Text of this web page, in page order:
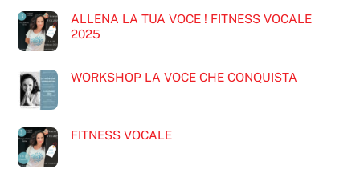
ALLENA LA TUA VOCE ! FITNESS VOCALE
2025
WORKSHOP LA VOCE CHE CONQUISTA
FITNESS VOCALE